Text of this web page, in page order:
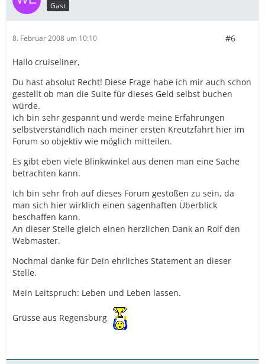
Gast
8. Februar 2008 um 10:10 #6
Hallo cruiseliner,
Du hast absolut Recht! Diese Frage habe ich mir auch schon
gestellt ob man die Suite für dieses Geld selbst buchen
würde.
Ich bin sehr gespannt und werde meine Erfahrungen
selbstverständlich nach meiner ersten Kreutzfahrt hier im
Forum so objektiv wie möglich mitteilen.
Es gibt eben viele Blinkwinkel aus denen man eine Sache
betrachten kann.
Ich bin sehr froh auf dieses Forum gestoßen zu sein, da
man sich hier wirklich einen sagenhaften Überblick
beschaffen kann.
An dieser Stelle gleich einen herzlichen Dank an Rolf den
Webmaster.
Nochmal danke für Dein ehrliches Statement an dieser
Stelle.
Mein Leitspruch: Leben und Leben lassen.
Grüsse aus Regensburg